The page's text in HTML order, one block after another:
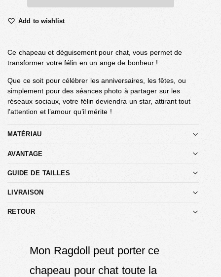
Add to wishlist
Ce chapeau et déguisement pour chat, vous permet de
transformer votre félin en un ange de bonheur !
Que ce soit pour célébrer les anniversaires, les fêtes, ou
simplement pour des séances photo à partager sur les
réseaux sociaux, votre félin deviendra un star, attirant tout
l’attention et l’amour qu’il mérite !
MATÉRIAU
AVANTAGE
GUIDE DE TAILLES
LIVRAISON
RETOUR
Mon Ragdoll peut porter ce
chapeau pour chat toute la